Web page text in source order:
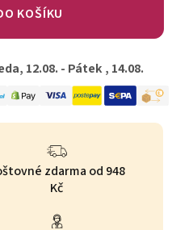
KOŠÍKU
12.08. - Pátek , 14.08.
zdarma od 948
Kč